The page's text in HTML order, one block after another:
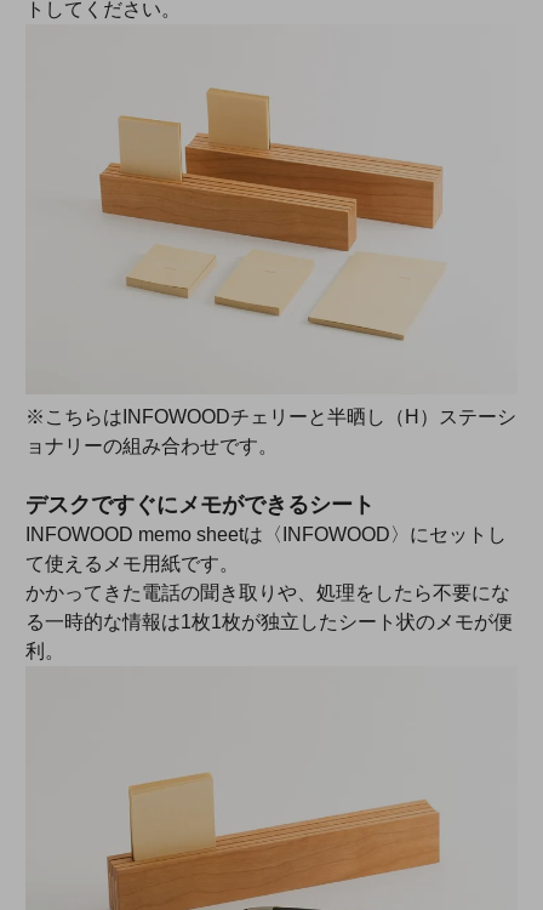
トしてください。
※こちらはINFOWOODチェリーと半晒し（H）ステーシ
ョナリーの組み合わせです。
デスクですぐにメモができるシート
INFOWOOD memo sheetは〈INFOWOOD〉にセットし
て使えるメモ用紙です。
かかってきた電話の聞き取りや、処理をしたら不要にな
る一時的な情報は1枚1枚が独立したシート状のメモが便
利。